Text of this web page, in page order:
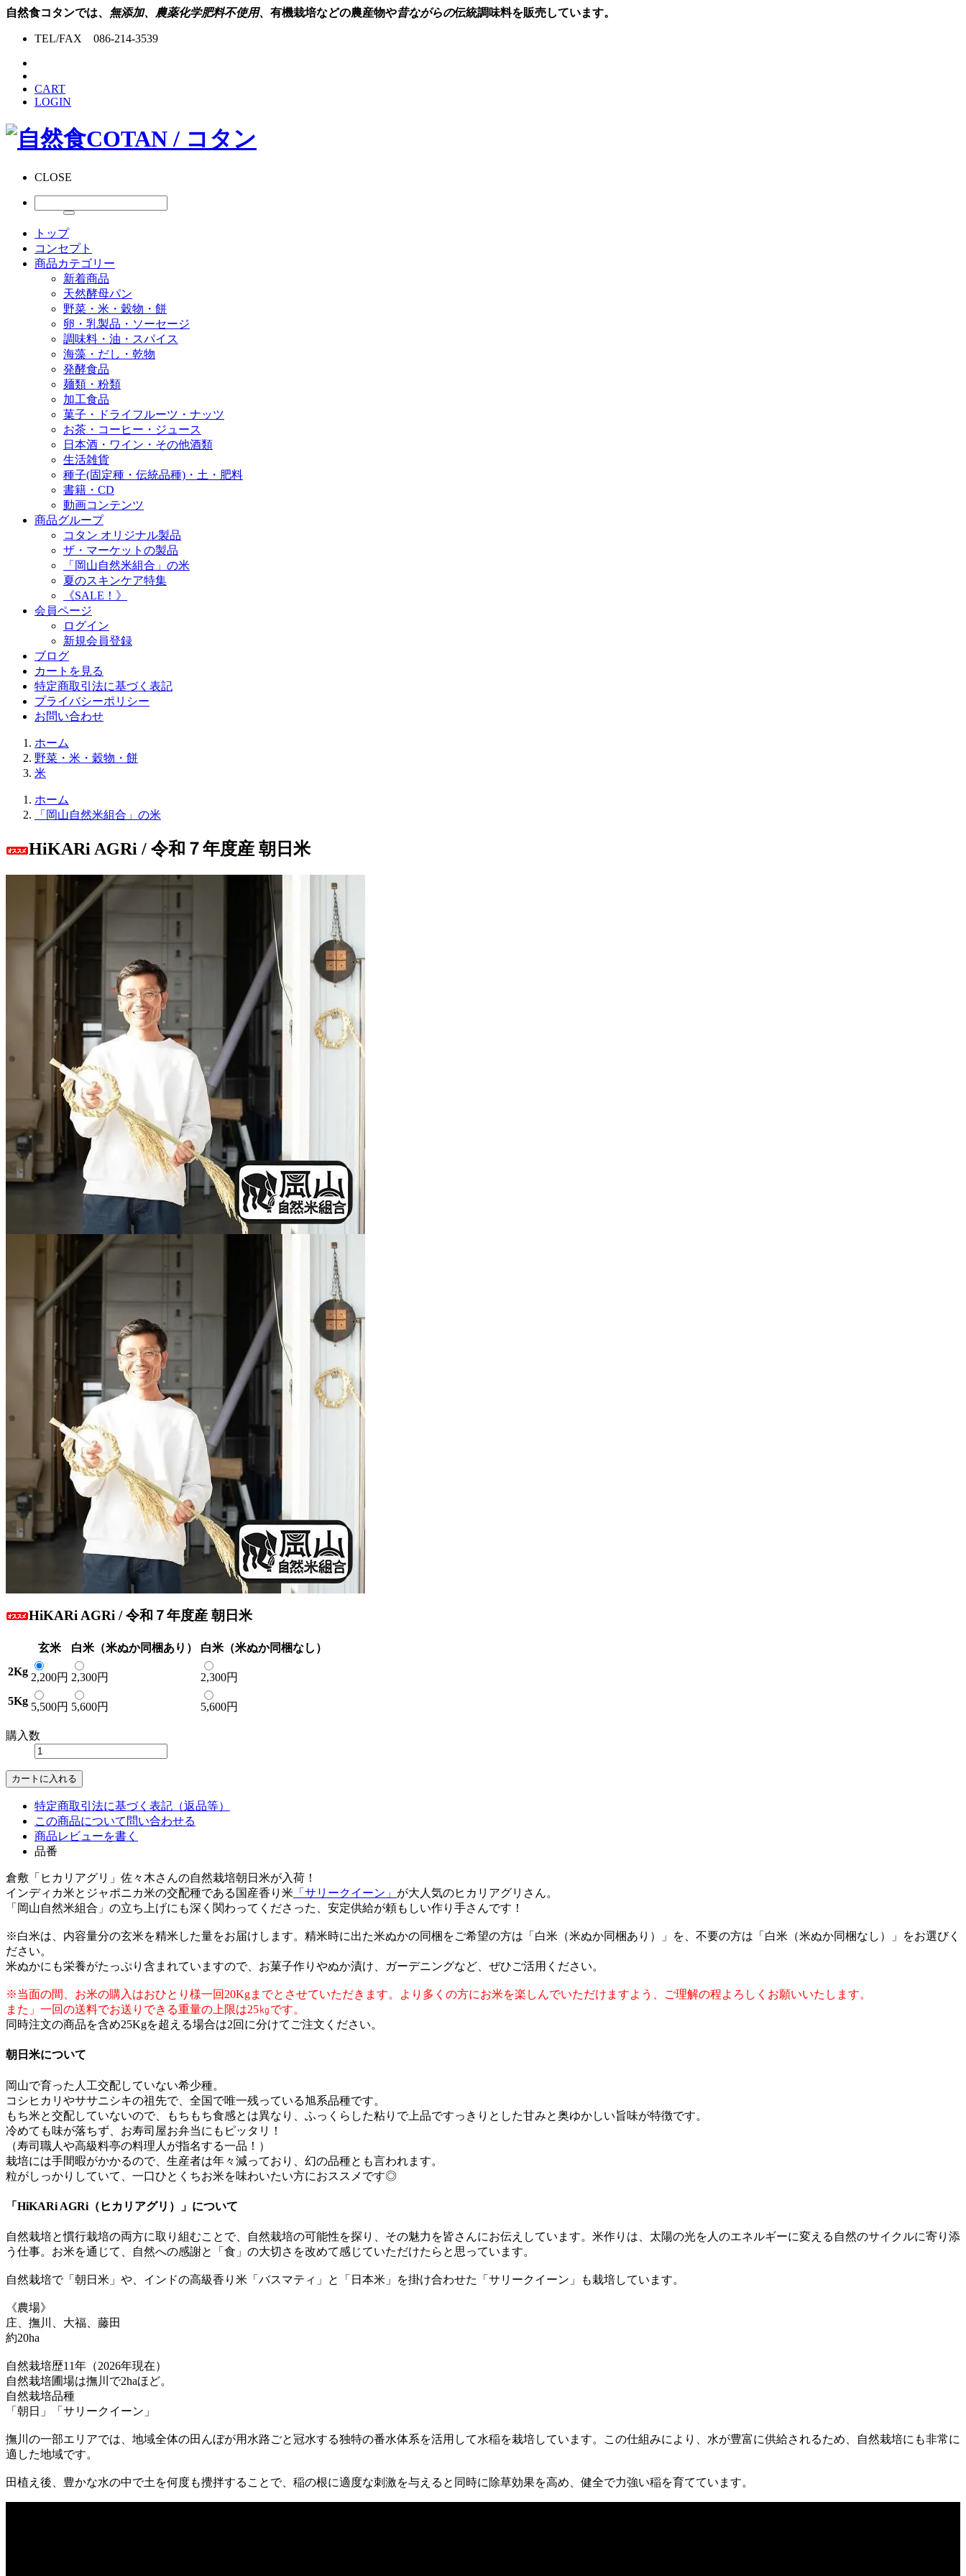
自然食コタンでは、 無添加、農薬化学肥料不使用、 有機栽培などの農産物や昔ながらの伝統調味料を販売しています。
TEL/FAX 086-214-3539
CART
LOGIN
CLOSE
トップ
コンセプト
商品カテゴリー
新着商品
天然酵母パン
野菜・米・穀物・餅
卵・乳製品・ソーセージ
調味料・油・スパイス
海藻・だし・乾物
発酵食品
麺類・粉類
加工食品
菓子・ドライフルーツ・ナッツ
お茶・コーヒー・ジュース
日本酒・ワイン・その他酒類
生活雑貨
種子(固定種・伝統品種)・土・肥料
書籍・CD
動画コンテンツ
商品グループ
コタン オリジナル製品
ザ・マーケットの製品
「岡山自然米組合」の米
夏のスキンケア特集
《SALE！》
会員ページ
ログイン
新規会員登録
ブログ
カートを見る
特定商取引法に基づく表記
プライバシーポリシー
お問い合わせ
ホーム
野菜・米・穀物・餅
米
ホーム
「岡山自然米組合」の米
HiKARi AGRi / 令和７年度産 朝日米
HiKARi AGRi / 令和７年度産 朝日米
玄米 白米（米ぬか同梱あり）
白米（米ぬか同梱なし）
2Kg 2,200円 2,300円
2,300円
5Kg 5,500円 5,600円 5,600円
購入数
特定商取引法に基づく表記（返品等）
この商品について問い合わせる
商品レビューを書く
品番
倉敷「ヒカリアグリ」佐々木さんの自然栽培朝日米が入荷！
インディカ米とジャポニカ米の交配種である国産香り米 「サリークイーン」 が大人気のヒカリアグリさん。
「岡山自然米組合」の立ち上げにも深く関わってくださった、安定供給が頼もしい作り手さんです！
※白米は、内容量分の玄米を精米した量をお届けします。精米時に出た米ぬかの同梱をご希望の方は「白米（米ぬか同梱あり）」を、不要の方は「白米（米ぬか同梱なし）」をお選びく
ださい。
米ぬかにも栄養がたっぷり含まれていますので、お菓子作りやぬか漬け、ガーデニングなど、ぜひご活用ください。
※当面の間、お米の購入はおひとり様一回20Kgまでとさせていただきます。より多くの方にお米を楽しんでいただけますよう、ご理解の程よろしくお願いいたします。
また」一回の送料でお送りできる重量の上限は25㎏です。
同時注文の商品を含め25Kgを超える場合は2回に分けてご注文ください。
朝日米について
岡山で育った人工交配していない希少種。
コシヒカリやササニシキの祖先で、全国で唯一残っている旭系品種です。
もち米と交配していないので、もちもち食感とは異なり、ふっくらした粘りで上品ですっきりとした甘みと奥ゆかしい旨味が特徴です。
冷めても味が落ちず、お寿司屋お弁当にもピッタリ！
（寿司職人や高級料亭の料理人が指名する一品！）
栽培には手間暇がかかるので、生産者は年々減っており、幻の品種とも言われます。
粒がしっかりしていて、一口ひとくちお米を味わいたい方におススメです◎
「HiKARi AGRi（ヒカリアグリ）」について
自然栽培と慣行栽培の両方に取り組むことで、自然栽培の可能性を探り、その魅力を皆さんにお伝えしています。米作りは、太陽の光を人のエネルギーに変える自然のサイクルに寄り添
う仕事。お米を通じて、自然への感謝と「食」の大切さを改めて感じていただけたらと思っています。
自然栽培で「朝日米」や、インドの高級香り米「バスマティ」と「日本米」を掛け合わせた「サリークイーン」も栽培しています。
《農場》
庄、撫川、大福、藤田
約20ha
自然栽培歴11年（2026年現在）
自然栽培圃場は撫川で2haほど。
自然栽培品種
「朝日」「サリークイーン」
撫川の一部エリアでは、地域全体の田んぼが用水路ごと冠水する独特の番水体系を活用して水稲を栽培しています。この仕組みにより、水が豊富に供給されるため、自然栽培にも非常に
適した地域です。
田植え後、豊かな水の中で土を何度も攪拌することで、稲の根に適度な刺激を与えると同時に除草効果を高め、健全で力強い稲を育てています。